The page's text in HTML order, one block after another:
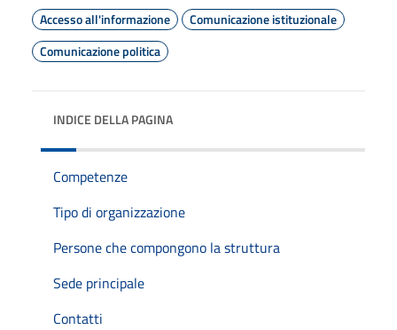
Accesso all'informazione
Comunicazione istituzionale
Comunicazione politica
INDICE DELLA PAGINA
Competenze
Tipo di organizzazione
Persone che compongono la struttura
Sede principale
Contatti